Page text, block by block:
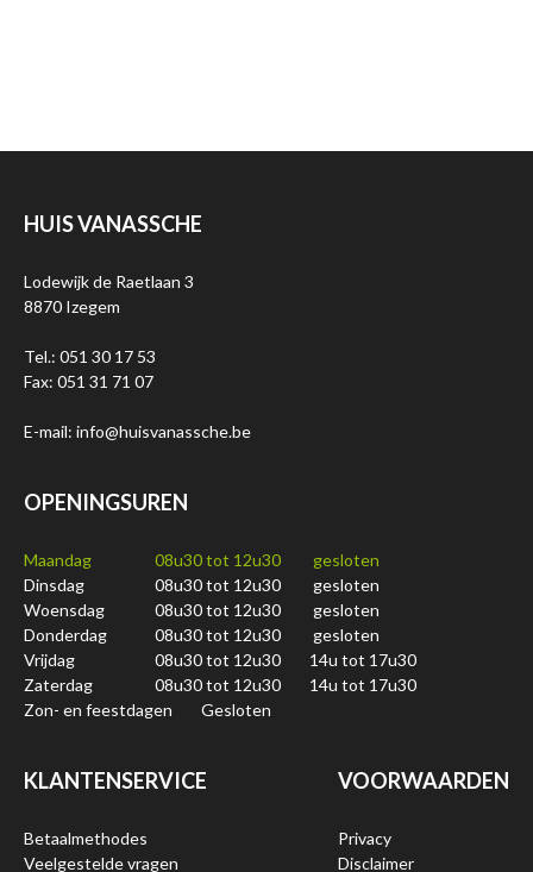
HUIS VANASSCHE
Lodewijk de Raetlaan 3
8870 Izegem
Tel.: 051 30 17 53
Fax: 051 31 71 07
E-mail: info@huisvanassche.be
OPENINGSUREN
Maandag 08u30 tot 12u30
gesloten
Dinsdag
08u30 tot 12u30
gesloten
Woensdag
08u30 tot 12u30
gesloten
Donderdag
08u30 tot 12u30
gesloten
Vrijdag
08u30 tot 12u30
14u tot 17u30
Zaterdag
08u30 tot 12u30
14u tot 17u30
Zon- en feestdagen
Gesloten
KLANTENSERVICE
Betaalmethodes
Veelgestelde vragen
VOORWAARDEN
Privacy
Disclaimer